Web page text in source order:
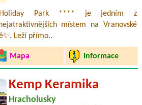
Park **** je jedním z
místem na Vranovské
Leží přímo..
Mapa Informace
Kemp Keramika
Hracholusky